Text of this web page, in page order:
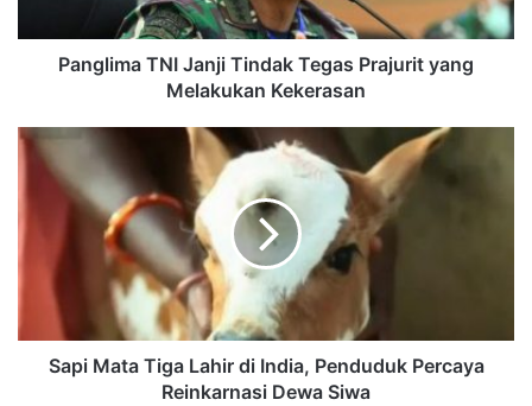
Panglima TNI Janji Tindak Tegas Prajurit yang
Melakukan Kekerasan
Sapi Mata Tiga Lahir di India, Penduduk Percaya
Reinkarnasi Dewa Siwa